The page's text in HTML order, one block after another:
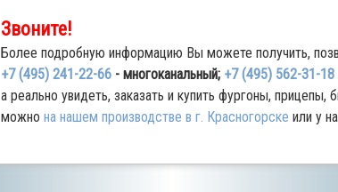
Звоните!
Более подробную информацию Вы можете получить,
+7 (495) 241-22-66 - многоканальный; +7 (495) 562-31-18
а реально увидеть, заказать и купить фургоны,
можно на нашем производстве в г. Красногорске или у